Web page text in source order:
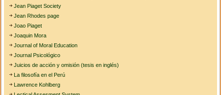
Jean Piaget Society
Jean Rhodes page
Joao Piaget
Joaquin Mora
Journal of Moral Education
Journal Psicológico
Juicios de acción y omisión (tesis en inglés)
La filosofía en el Perú
Lawrence Kohlberg